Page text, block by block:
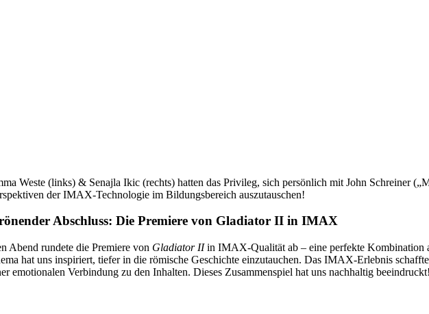
Weste (links) & Senajla Ikic (rechts) hatten das Privileg, sich persönlich mit John Schreiner
der IMAX-Technologie im Bildungsbereich auszutauschen!
Abschluss: Die Premiere von Gladiator II in IMAX
Abend rundete die Premiere von Gladiator IIin IMAX-Qualität ab – eine perfekte Kombination
hat uns inspiriert, tiefer in die römische Geschichte einzutauchen. Das IMAX-Erlebnis
emotionalen Verbindung zu den Inhalten. Dieses Zusammenspiel hat uns nachhaltig beeindruckt!